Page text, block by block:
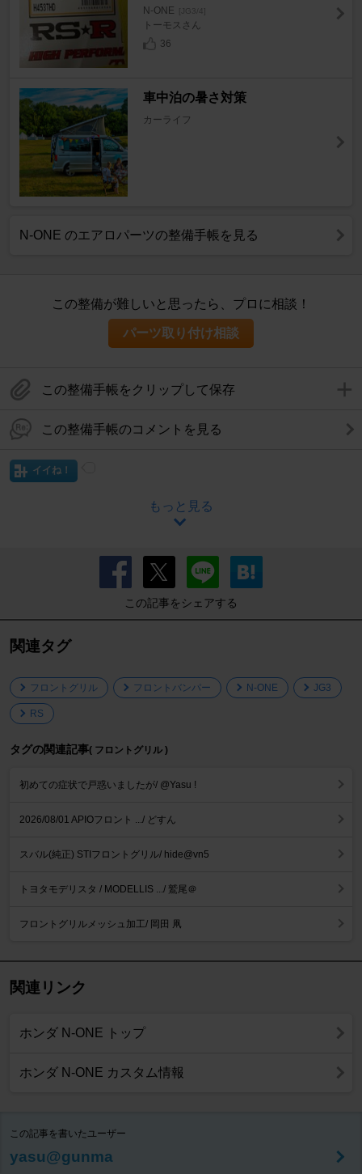
N-ONE [JG3/4]
トーモスさん
36
車中泊の暑さ対策
カーライフ
N-ONE のエアロパーツの整備手帳を見る
この整備が難しいと思ったら、プロに相談！
パーツ取り付け相談
この整備手帳をクリップして保存
この整備手帳のコメントを見る
イイね！
もっと見る
この記事をシェアする
関連タグ
フロントグリル フロントバンパー N-ONE JG3
RS
タグの関連記事( フロントグリル )
初めての症状で戸惑いましたが/ @Yasu !
2026/08/01 APIOフロント .../ どすん
スバル(純正) STIフロントグリル/ hide@vn5
トヨタモデリスタ / MODELLIS .../ 鷲尾＠
フロントグリルメッシュ加工/ 岡田 凧
関連リンク
ホンダ N-ONE トップ
ホンダ N-ONE カスタム情報
この記事を書いたユーザー
yasu@gunma